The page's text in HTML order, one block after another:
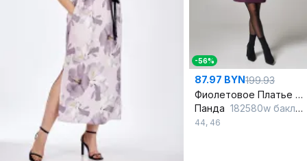
-56%
87.97 BYN199.93
Фиолетовое Платье прямого силуета с игривыми вырезами
Панда 182580w баклажан
44, 46